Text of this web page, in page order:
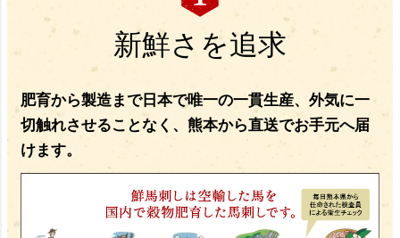
新鮮さを追求
肥育から製造まで日本で唯一の一貫生産、外気に一
切触れさせることなく、熊本から直送でお手元へ届
けます。